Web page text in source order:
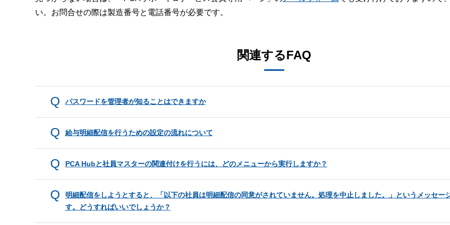
い。お問合せの際は製造番号と電話番号が必要です。
関連するFAQ
パスワードを管理者が知ることはできますか
給与明細配信を行うための設定の流れについて
PCA Hubと社員マスターの関連付けを行うには、どのメニューから実行しますか？
明細配信をしようとすると、「以下の社員は明細配信の同意がされていません。処理を中止しました。」というメッセー
す。どうすればいいでしょうか？